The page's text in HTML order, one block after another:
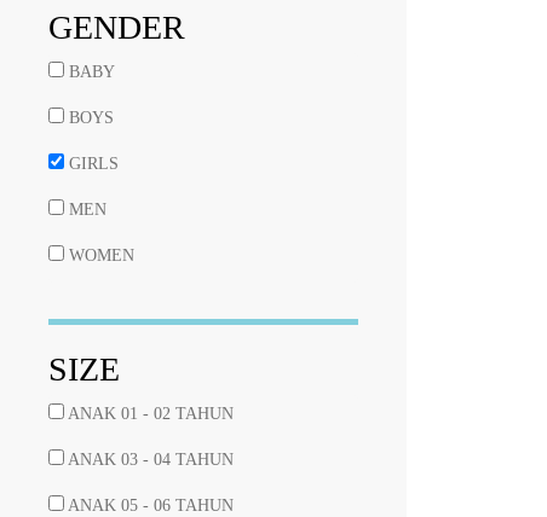
GENDER
BABY
BOYS
GIRLS
MEN
WOMEN
SIZE
ANAK 01 - 02 TAHUN
ANAK 03 - 04 TAHUN
ANAK 05 - 06 TAHUN